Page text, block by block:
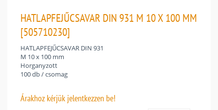
HATLAPFEJŰCSAVAR DIN 931 M 10 X 100 MM
[505710230]
HATLAPFEJŰCSAVAR DIN 931
M 10 x 100 mm
Horganyzott
100 db / csomag
Árakhoz kérjük jelentkezzen be!